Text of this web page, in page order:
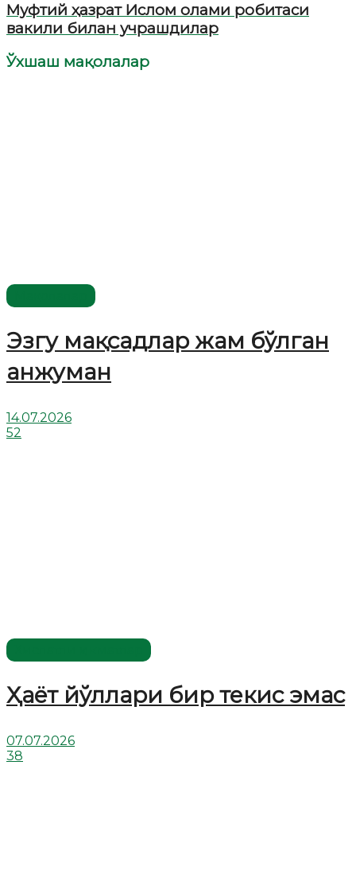
Муфтий ҳазрат Ислом олами робитаси
вакили билан учрашдилар
Ўхшаш мақолалар
Эзгу мақсадлар жам бўлган
анжуман
14.07.2026
52
Ҳаёт йўллари бир текис эмас
07.07.2026
38